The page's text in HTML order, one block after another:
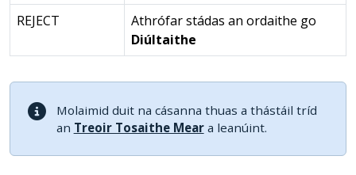
REJECT
Athrófar stádas an ordaithe go
Diúltaithe
Molaimid duit na cásanna thuas a thástáil tríd
an Treoir Tosaithe Meara leanúint.